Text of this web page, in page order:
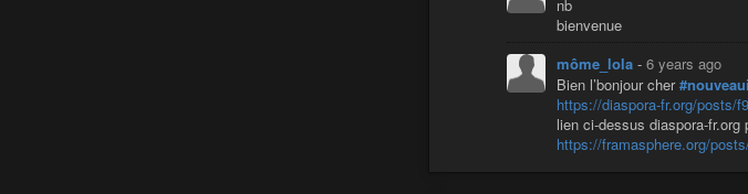
Et comme diaspora* a besoin
nb
bienvenue
môme_lola - 6 years ago
Bien l’bonjour cher
https://diaspora-fr.org/posts/
lien ci-dessus diaspora-
https://framasphere.org/